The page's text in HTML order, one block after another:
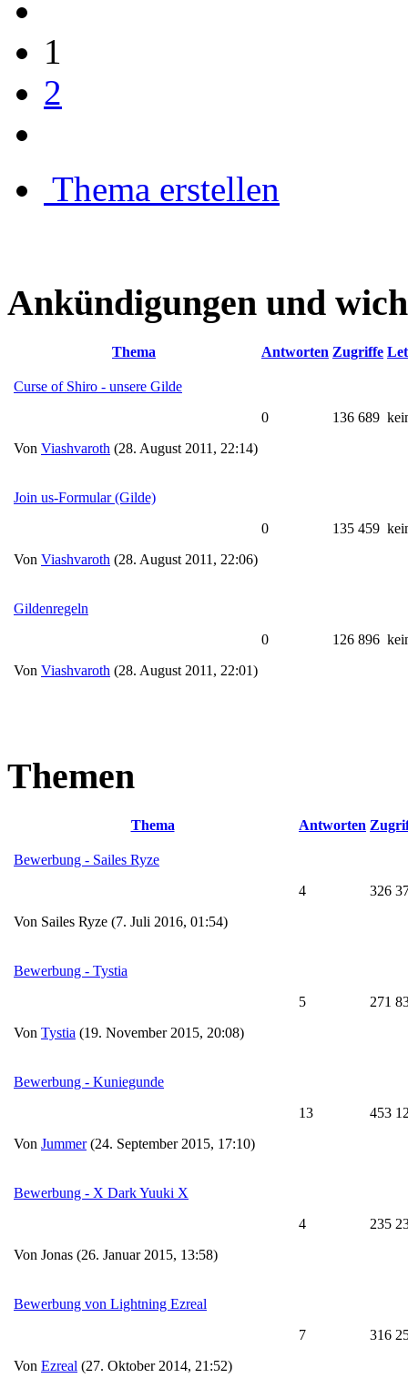
1
2
Thema erstellen
Ankündigungen und
Thema Antworten Zugriffe
Curse of Shiro - unsere Gilde
Von Viashvaroth (28. August 2011, 22:14)
0 136 689
Join us-Formular (Gilde)
Von Viashvaroth (28. August 2011, 22:06)
0 135 459
Gildenregeln
Von Viashvaroth (28. August 2011, 22:01)
0 126 896
Themen
Thema Antworten
Bewerbung - Sailes Ryze
Von Sailes Ryze (7. Juli 2016, 01:54)
4 326
Bewerbung - Tystia
Von Tystia (19. November 2015, 20:08)
5 271
Bewerbung - Kuniegunde
Von Jummer(24. September 2015, 17:10)
13 453
Bewerbung - X Dark Yuuki X
Von Jonas (26. Januar 2015, 13:58)
4 235
Bewerbung von Lightning Ezreal
Von Ezreal (27. Oktober 2014, 21:52)
7 316